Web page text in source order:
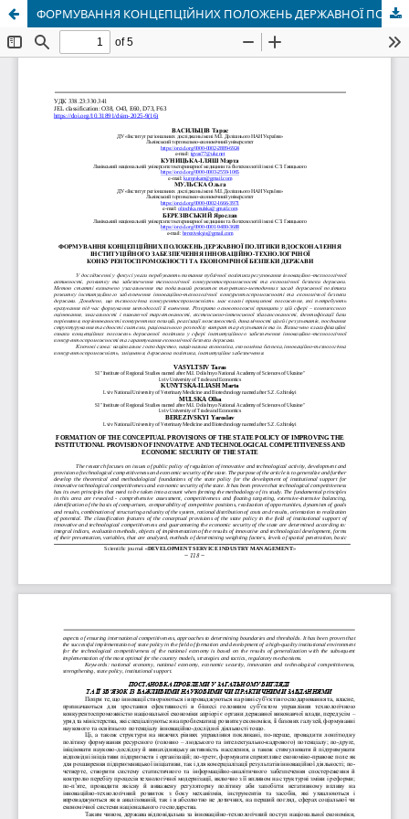
ФОРМУВАННЯ КОНЦЕПЦІЙНИХ ПОЛОЖЕНЬ ДЕРЖАВНОЇ ПОЛІТИКИ ВДОСКОНАЛЕННЯ ІНСТИТУЦІЙНОГО ЗАБЕЗПЕЧЕННЯ ІННОВАЦІЙНО-ТЕХНОЛОГІЧНОЇ КОНКУРЕНТОСПРОМОЖНОСТІ ТА ЕКОНОМІЧНОЇ БЕЗПЕКИ ДЕРЖАВИ